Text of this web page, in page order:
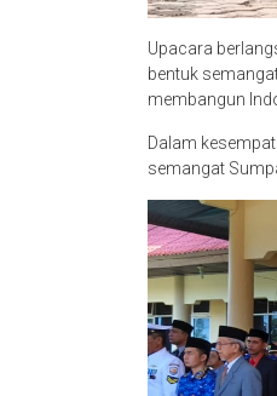
Upacara
bentuk
membangun
Dalam
semangat